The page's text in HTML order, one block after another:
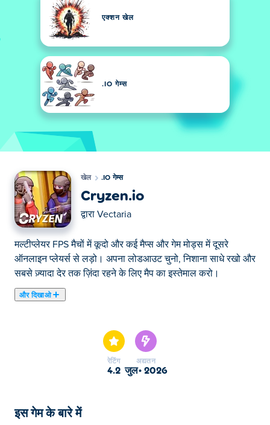
एक्शन खेल
.IO गेम्स
खेल .IO गेम्स
Cryzen.io
द्वारा Vectaria
मल्टीप्लेयर FPS मैचों में कूदो और कई मैप्स और गेम मोड्स में दूसरे
ऑनलाइन प्लेयर्स से लड़ो। अपना लोडआउट चुनो, निशाना साधे रखो और
सबसे ज़्यादा देर तक ज़िंदा रहने के लिए मैप का इस्तेमाल करो।
और दिखाओ
रेटिंग
4.2
अद्यतन
जुल॰ 2026
इस गेम के बारे में